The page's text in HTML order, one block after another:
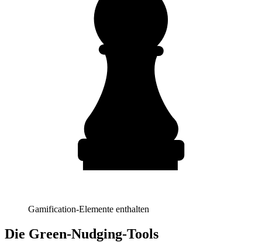
Gamification-Elemente enthalten
Die Green-Nudging-Tools